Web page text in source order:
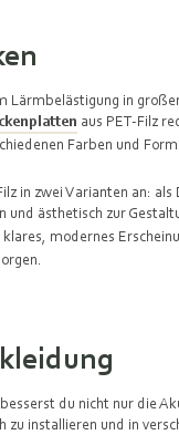
Lärmbelästigung in
aus PET-Filz
Farben und
in zwei Varianten an:
ästhetisch zur
modernes
du nicht nur die
zu installieren und in